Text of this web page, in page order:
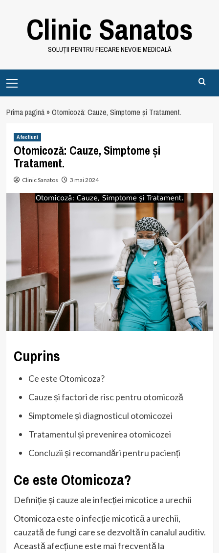
Clinic Sanatos
SOLUȚII PENTRU FIECARE NEVOIE MEDICALĂ
Menu
Prima pagină»Otomicoză: Cauze, Simptome și Tratament.
Afectiuni
Otomicoză: Cauze, Simptome și
Tratament.
Clinic Sanatos 3 mai 2024
Cuprins
Ce este Otomicoza?
Cauze și factori de risc pentru otomicoză
Simptomele și diagnosticul otomicozei
Tratamentul și prevenirea otomicozei
Concluzii și recomandări pentru pacienți
Ce este Otomicoza?
Definiție și cauze ale infecției micotice a urechii
Otomicoza este o infecție micotică a urechii,
cauzată de fungi care se dezvoltă în canalul auditiv.
Această afecțiune este mai frecventă la